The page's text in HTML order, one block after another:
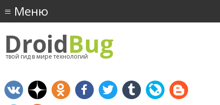
DroidBug
твой гид в мире технологий